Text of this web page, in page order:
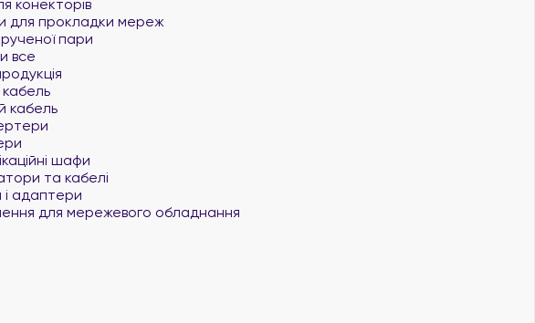
конекторів
для прокладки мереж
пари
все
кабель
шафи
та кабелі
адаптери
для мережевого обладнання